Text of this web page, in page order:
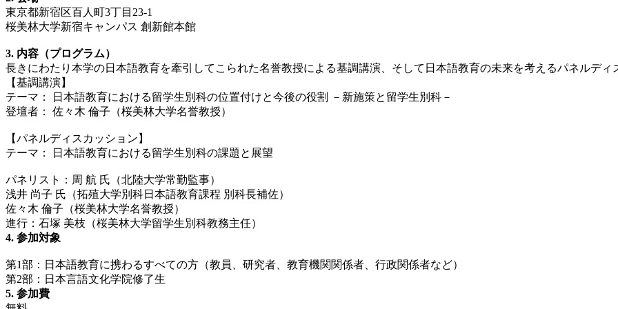
東京都新宿区百⼈町3丁⽬23-1
桜美林⼤学新宿キャンパス 創新館本館
3. 内容（プログラム）
長きにわたり本学の日本語教育を牽引してこられた名誉教授による基調講演、そして日本語教育の未来を考えるパネルディ
【基調講演】
テーマ： ⽇本語教育における留学⽣別科の位置付けと今後の役割 －新施策と留学生別科－
登壇者： 佐々木 倫子（桜美林大学名誉教授）
【パネルディスカッション】
テーマ： ⽇本語教育における留学⽣別科の課題と展望
パネリスト：周 航 氏（北陸大学常勤監事）
浅井 尚子 氏（拓殖大学別科日本語教育課程 別科長補佐）
佐々木 倫子（桜美林大学名誉教授）
進行：石塚 美枝（桜美林⼤学留学⽣別科教務主任）
4. 参加対象
第1部：日本語教育に携わるすべての方（教員、研究者、教育機関関係者、行政関係者など）
第2部：日本言語文化学院修了生
5. 参加費